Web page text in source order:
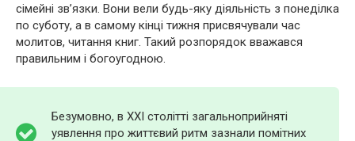
сімейні зв’язки. Вони вели будь-яку діяльність з понеділка
по суботу, а в самому кінці тижня присвячували час
молитов, читання книг. Такий розпорядок вважався
правильним і богоугодною.
Безумовно, в XXI столітті загальноприйняті
уявлення про життєвий ритм зазнали помітних